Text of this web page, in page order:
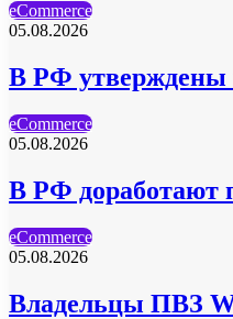
eCommerce
05.08.2026
В РФ утверждены
eCommerce
05.08.2026
В РФ доработают
eCommerce
05.08.2026
Владельцы ПВЗ